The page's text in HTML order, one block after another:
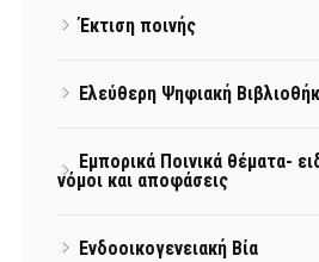
Έκτιση ποινής
Ελεύθερη Ψηφιακή
Εμπορικά Ποινικά θέματα-
νόμοι και αποφάσεις
Ενδοοικογενειακή Βία